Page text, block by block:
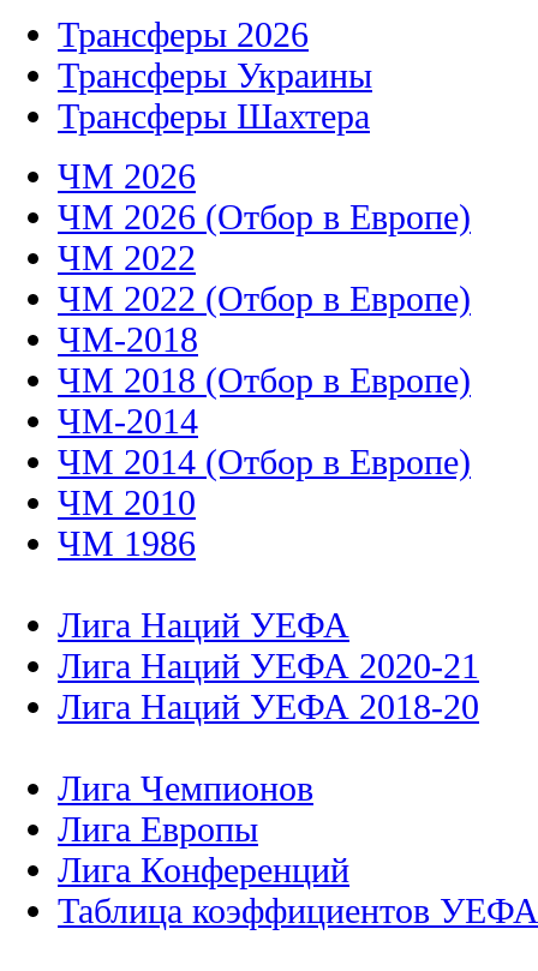
Трансферы 2026
Трансферы Украины
Трансферы Шахтера
ЧМ 2026
ЧМ 2026 (Отбор в Европе)
ЧМ 2022
ЧМ 2022 (Отбор в Европе)
ЧМ-2018
ЧМ 2018 (Отбор в Европе)
ЧМ-2014
ЧМ 2014 (Отбор в Европе)
ЧМ 2010
ЧМ 1986
Лига Наций УЕФА
Лига Наций УЕФА 2020-21
Лига Наций УЕФА 2018-20
Лига Чемпионов
Лига Европы
Лига Конференций
Таблица коэффициентов УЕФА